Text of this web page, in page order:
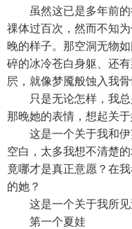
虽然这已是多年前的
祼体过百次，然而不知
晚的样子。那空洞无物
碎的冰冷苍白身躯、还
屄，就像梦魇般蚀入我
只是无论怎样，我总
那晚她的表情，想起关
这是一个关于我和伊
空白，太多我想不清楚
竟哪才是真正意愿？在
的她？
这是一个关于我所见
第一个夏娃